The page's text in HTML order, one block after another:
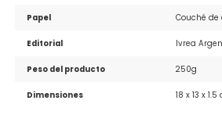
Papel Couché
Editorial Ivrea
Peso del producto 250g
Dimensiones 18 x 13 x 1.5